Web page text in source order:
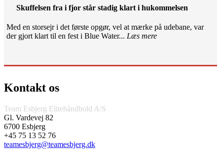
Skuffelsen fra i fjor står stadig klart i hukommelsen
Med en storsejr i det første opgør, vel at mærke på udebane, var
der gjort klart til en fest i Blue Water... Læs mere
Kontakt os
Team Esbjerg Elitehåndbold A/S
Gl. Vardevej 82
6700 Esbjerg
+45 75 13 52 76
teamesbjerg@teamesbjerg.dk